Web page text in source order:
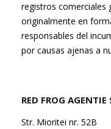
registros comerciales
originalmente en
responsables del
por causas ajenas a
RED FROG AGENTIE
Str. Mioritei nr. 52B